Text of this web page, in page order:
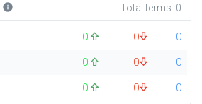
info Total terms: 0
0 0
0
0 0
0
0 0 0